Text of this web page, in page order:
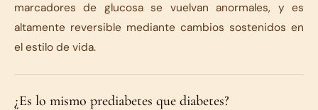
marcadores de glucosa se vuelvan anormales, y es
altamente reversible mediante cambios sostenidos en
el estilo de vida.
¿Es lo mismo prediabetes que diabetes?